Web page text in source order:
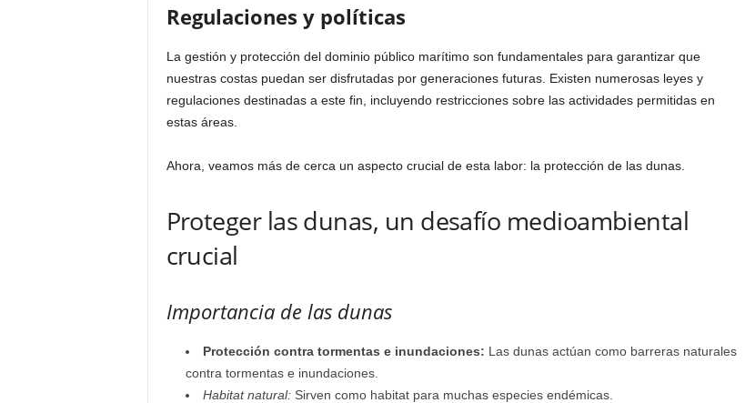
Regulaciones y políticas
La gestión y protección del dominio público marítimo son fundamentales para garantizar que
nuestras costas puedan ser disfrutadas por generaciones futuras. Existen numerosas leyes y
regulaciones destinadas a este fin, incluyendo restricciones sobre las actividades permitidas en
estas áreas.
Ahora, veamos más de cerca un aspecto crucial de esta labor: la protección de las dunas.
Proteger las dunas, un desafío medioambiental
crucial
Importancia de las dunas
Protección contra tormentas e inundaciones: Las dunas actúan como barreras naturales
contra tormentas e inundaciones.
Habitat natural:Sirven como habitat para muchas especies endémicas.